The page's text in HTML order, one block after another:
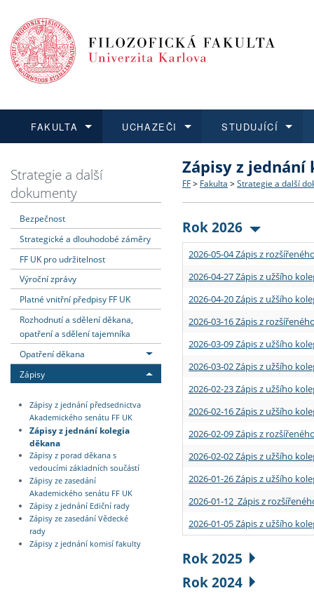
FAKULTA
Dozvědět se více
Struktura a historie
Strategie a další
Podpora a benefity pro
Absolventi fakulty
UCHAZEČI
Podat přihlášku
Co studovat a jak se
Učitelské studijní
Informace k průběhu
STUDUJÍCÍ
Dozvědět se více
Bakalářské a magisterské
Doktorské studium
Rigorózní řízení
Dozvědět se více
O vědě a výzkumu na FF
Akademické kvalifikace
Granty a projekty
Dozvědět se více
Aktuální nabídky a
Vyjíždějící studenti
Přijíždějící studenti
Vyjíždějící zaměstnanci
Strategie a další
dokumenty
Bezpečnost
Strategické a dlouhodobé záměry
FF UK pro udržitelnost
Výroční zprávy
Platné vnitřní předpisy FF UK
Rozhodnutí a sdělení děkana,
opatření a sdělení tajemníka
Opatření děkana
Zápisy
Zápisy z jednání předsednictva
Akademického senátu FF UK
Zápisy z jednání kolegia
děkana
Zápisy z porad děkana s
vedoucími základních součástí
Zápisy ze zasedání
Akademického senátu FF UK
Zápisy z jednání Ediční rady
Zápisy ze zasedání Vědecké
rady
Zápisy z jednání komisí fakulty
Zápisy z jednání
FF > Fakulta > Strategie a další
Rok 2026
2026-05-04 Zápis z
2026-04-27 Zápis z užšího
2026-04-20 Zápis z užšího
2026-03-16 Zápis z
2026-03-09 Zápis z užšího
2026-03-02 Zápis z užšího
2026-02-23 Zápis z užšího
2026-02-16 Zápis z užšího
2026-02-09 Zápis z
2026-02-02 Zápis z užšího
2026-01-26 Zápis z užšího
2026-01-12 Zápis z
2026-01-05 Zápis z užšího
Rok 2025
Rok 2024